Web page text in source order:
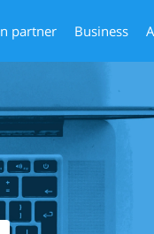
partner Business